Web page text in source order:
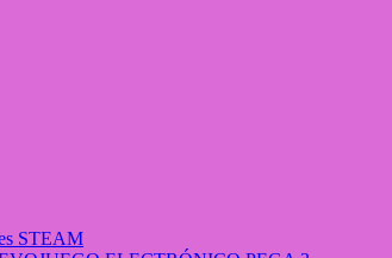
STEAM